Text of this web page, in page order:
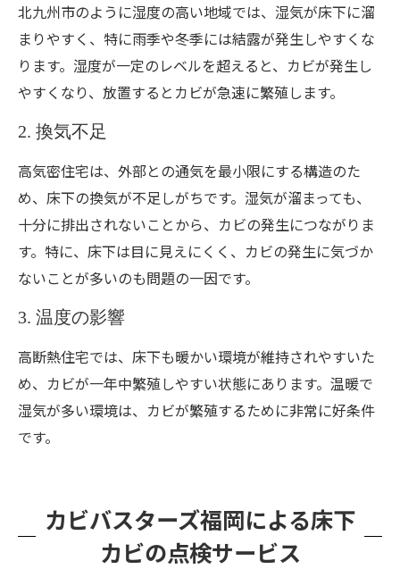
北九州市のように湿度の高い地域では、湿気が床下に溜
まりやすく、特に雨季や冬季には結露が発生しやすくな
ります。湿度が一定のレベルを超えると、カビが発生し
やすくなり、放置するとカビが急速に繁殖します。
2. 換気不足
高気密住宅は、外部との通気を最小限にする構造のた
め、床下の換気が不足しがちです。湿気が溜まっても、
十分に排出されないことから、カビの発生につながりま
す。特に、床下は目に見えにくく、カビの発生に気づか
ないことが多いのも問題の一因です。
3. 温度の影響
高断熱住宅では、床下も暖かい環境が維持されやすいた
め、カビが一年中繁殖しやすい状態にあります。温暖で
湿気が多い環境は、カビが繁殖するために非常に好条件
です。
カビバスターズ福岡による床下
カビの点検サービス